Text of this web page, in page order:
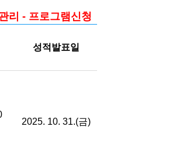
리 - 프로그램신청
성적발표일
2025. 10. 31.(금)